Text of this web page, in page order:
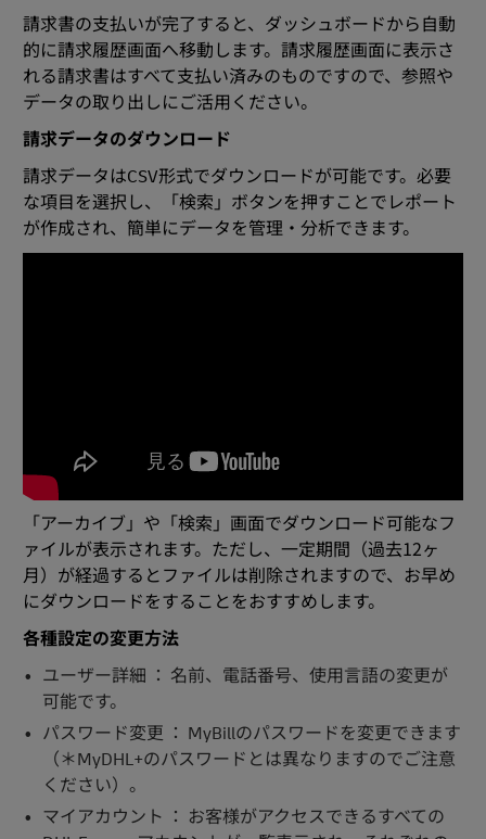
請求書の支払いが完了すると、ダッシュボードから自動
的に請求履歴画面へ移動します。請求履歴画面に表示さ
れる請求書はすべて支払い済みのものですので、参照や
データの取り出しにご活用ください。
請求データのダウンロード
請求データはCSV形式でダウンロードが可能です。必要
な項目を選択し、「検索」ボタンを押すことでレポート
が作成され、簡単にデータを管理・分析できます。
「アーカイブ」や「検索」画面でダウンロード可能なフ
ァイルが表示されます。ただし、一定期間（過去12ヶ
月）が経過するとファイルは削除されますので、お早め
にダウンロードをすることをおすすめします。
各種設定の変更方法
ユーザー詳細 ： 名前、電話番号、使用言語の変更が
可能です。
パスワード変更 ： MyBillのパスワードを変更できます
（＊MyDHL+のパスワードとは異なりますのでご注意
ください）。
マイアカウント ： お客様がアクセスできるすべての